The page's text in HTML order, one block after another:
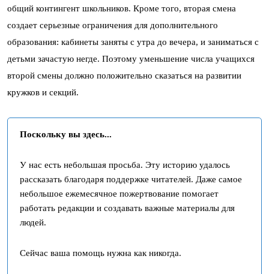
общий контингент школьников. Кроме того, вторая смена
создает серьезные ограничения для дополнительного
образования: кабинеты заняты с утра до вечера, и заниматься с
детьми зачастую негде. Поэтому уменьшение числа учащихся
второй смены должно положительно сказаться на развитии
кружков и секций.
Поскольку вы здесь...
У нас есть небольшая просьба. Эту историю удалось
рассказать благодаря поддержке читателей. Даже самое
небольшое ежемесячное пожертвование помогает
работать редакции и создавать важные материалы для
людей.
Сейчас ваша помощь нужна как никогда.